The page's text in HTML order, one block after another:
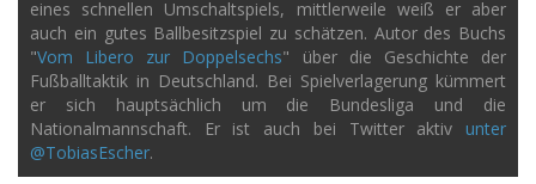
eines schnellen Umschaltspiels, mittlerweile weiß er aber
auch ein gutes Ballbesitzspiel zu schätzen. Autor des Buchs
"Vom Libero zur Doppelsechs" über die Geschichte der
Fußballtaktik in Deutschland. Bei Spielverlagerung kümmert
er sich hauptsächlich um die Bundesliga und die
Nationalmannschaft. Er ist auch bei Twitter aktiv unter
@TobiasEscher.